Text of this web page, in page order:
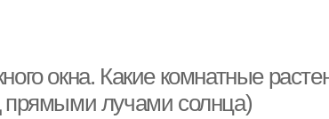
окна. Какие комнатные
лучами солнца)